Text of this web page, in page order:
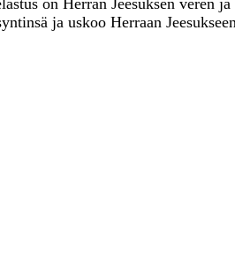
on Herran Jeesuksen veren
ja uskoo Herraan